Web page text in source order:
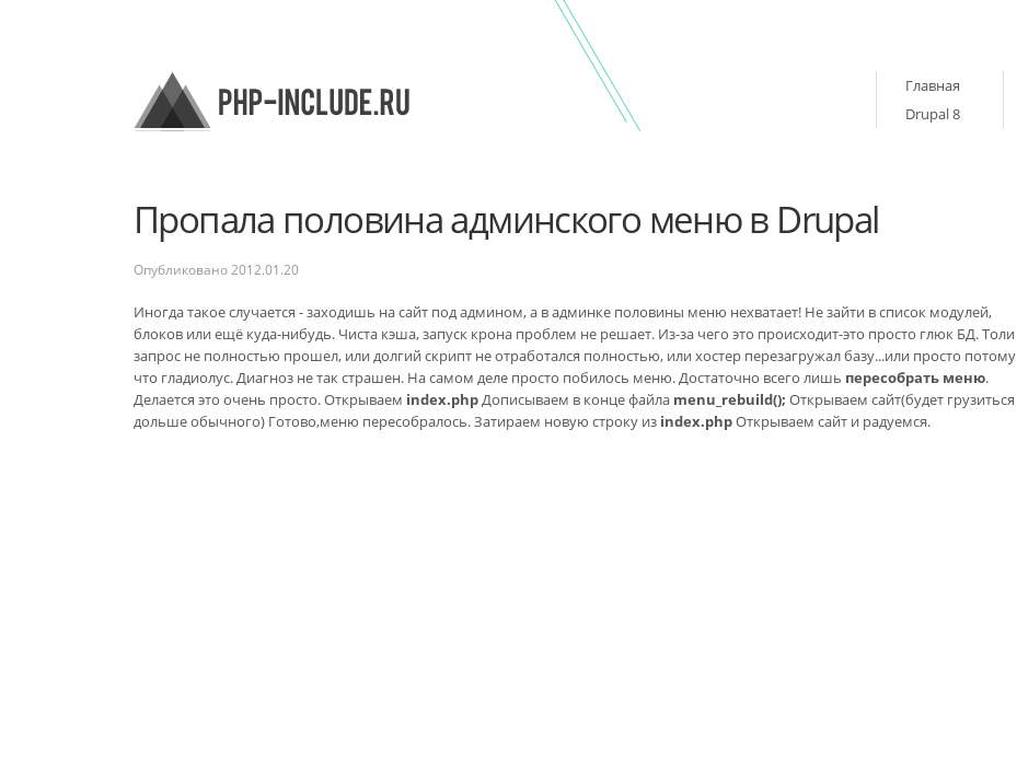
Главная
Drupal 8
Пропала половина админского меню в Drupal
Опубликовано 2012.01.20
Иногда такое случается - заходишь на сайт под админом, а в админке половины меню нехватает! Не зайти в список модулей,
блоков или ещё куда-нибудь. Чиста кэша, запуск крона проблем не решает. Из-за чего это происходит-это просто глюк БД. Толи
запрос не полностью прошел, или долгий скрипт не отработался полностью, или хостер перезагружал базу...или просто потому
что гладиолус. Диагноз не так страшен. На самом деле просто побилось меню. Достаточно всего лишь пересобрать меню.
Делается это очень просто. Открываем index.php Дописываем в конце файла menu_rebuild(); Открываем сайт(будет грузиться
дольше обычного) Готово,меню пересобралось. Затираем новую строку из index.phpОткрываем сайт и радуемся.